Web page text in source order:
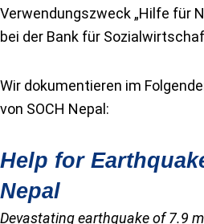
Verwendungszweck „Hilfe für
bei der Bank für
Wir dokumentieren im
von SOCH Nepal:
Help for
Nepal
Devastating earthquake of 7.9